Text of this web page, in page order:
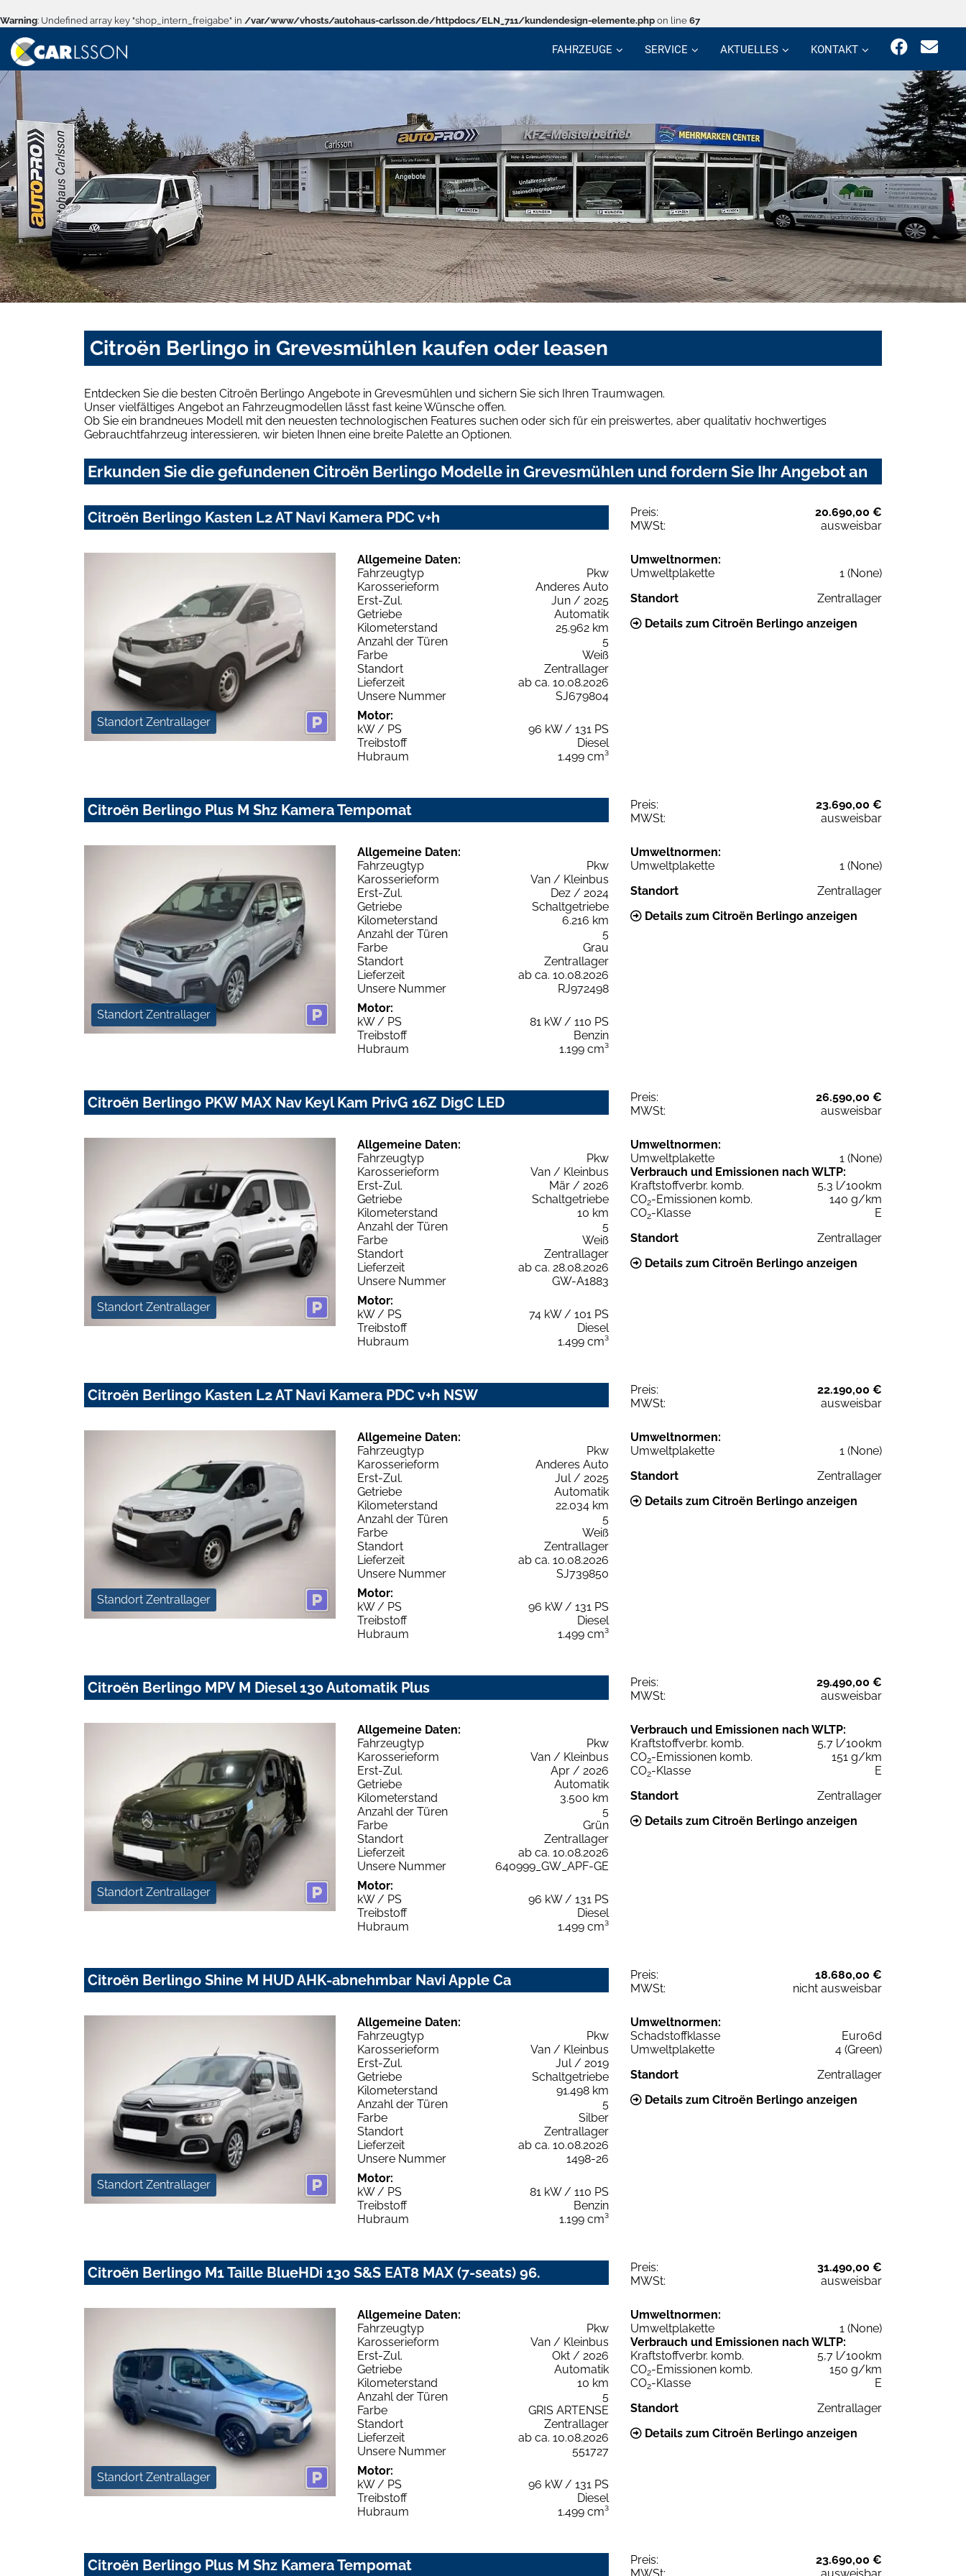
Warning: Undefined array key "shop_intern_freigabe" in /var/www/vhosts/autohaus-carlsson.de/httpdocs/ELN_711/kundendesign-elemente.php on line 67
FAHRZEUGE SERVICE AKTUELLES KONTAKT
Citroën Berlingo in Grevesmühlen kaufen oder leasen
Entdecken Sie die besten Citroën Berlingo Angebote in Grevesmühlen und sichern Sie sich Ihren Traumwagen.
Unser vielfältiges Angebot an Fahrzeugmodellen lässt fast keine Wünsche offen.
Ob Sie ein brandneues Modell mit den neuesten technologischen Features suchen oder sich für ein preiswertes, aber qualitativ hochwertiges
Gebrauchtfahrzeug interessieren, wir bieten Ihnen eine breite Palette an Optionen.
Erkunden Sie die gefundenen Citroën Berlingo Modelle in Grevesmühlen und fordern Sie Ihr Angebot an
Citroën Berlingo Kasten L2 AT Navi Kamera PDC v+h Preis:
20.690,00 €
MWSt:
ausweisbar
Standort Zentrallager
Allgemeine Daten:
Fahrzeugtyp
Pkw
Karosserieform
Anderes Auto
Erst-Zul.
Jun / 2025
Getriebe
Automatik
Kilometerstand
25.962 km
Anzahl der Türen
5
Farbe
Weiß
Standort
Zentrallager
Lieferzeit
ab ca. 10.08.2026
Unsere Nummer
SJ679804
Motor:
kW / PS
96 kW / 131 PS
Treibstoff
Diesel
Hubraum
1.499 cm³
Umweltnormen:
Umweltplakette
1 (None)
Standort
Zentrallager
Details zum Citroën Berlingo anzeigen
Citroën Berlingo Plus M Shz Kamera Tempomat Preis:
23.690,00 €
MWSt:
ausweisbar
Standort Zentrallager
Allgemeine Daten:
Fahrzeugtyp
Pkw
Karosserieform
Van / Kleinbus
Erst-Zul.
Dez / 2024
Getriebe
Schaltgetriebe
Kilometerstand
6.216 km
Anzahl der Türen
5
Farbe
Grau
Standort
Zentrallager
Lieferzeit
ab ca. 10.08.2026
Unsere Nummer
RJ972498
Motor:
kW / PS
81 kW / 110 PS
Treibstoff
Benzin
Hubraum
1.199 cm³
Umweltnormen:
Umweltplakette
1 (None)
Standort
Zentrallager
Details zum Citroën Berlingo anzeigen
Citroën Berlingo PKW MAX Nav Keyl Kam PrivG 16Z DigC LED Preis:
26.590,00 €
MWSt:
ausweisbar
Standort Zentrallager
Allgemeine Daten:
Fahrzeugtyp
Pkw
Karosserieform
Van / Kleinbus
Erst-Zul.
Mär / 2026
Getriebe
Schaltgetriebe
Kilometerstand
10 km
Anzahl der Türen
5
Farbe
Weiß
Standort
Zentrallager
Lieferzeit
ab ca. 28.08.2026
Unsere Nummer
GW-A1883
Motor:
kW / PS
74 kW / 101 PS
Treibstoff
Diesel
Hubraum
1.499 cm³
Umweltnormen:
Umweltplakette
1 (None)
Verbrauch und Emissionen nach WLTP:
Kraftstoffverbr. komb.
5,3 l/100km
CO2-Emissionen komb.
140 g/km
CO2-Klasse
E
Standort
Zentrallager
Details zum Citroën Berlingo anzeigen
Citroën Berlingo Kasten L2 AT Navi Kamera PDC v+h NSW Preis:
22.190,00 €
MWSt:
ausweisbar
Standort Zentrallager
Allgemeine Daten:
Fahrzeugtyp
Pkw
Karosserieform
Anderes Auto
Erst-Zul.
Jul / 2025
Getriebe
Automatik
Kilometerstand
22.034 km
Anzahl der Türen
5
Farbe
Weiß
Standort
Zentrallager
Lieferzeit
ab ca. 10.08.2026
Unsere Nummer
SJ739850
Motor:
kW / PS
96 kW / 131 PS
Treibstoff
Diesel
Hubraum
1.499 cm³
Umweltnormen:
Umweltplakette
1 (None)
Standort
Zentrallager
Details zum Citroën Berlingo anzeigen
Citroën Berlingo MPV M Diesel 130 Automatik Plus Preis:
29.490,00 €
MWSt:
ausweisbar
Standort Zentrallager
Allgemeine Daten:
Fahrzeugtyp
Pkw
Karosserieform
Van / Kleinbus
Erst-Zul.
Apr / 2026
Getriebe
Automatik
Kilometerstand
3.500 km
Anzahl der Türen
5
Farbe
Grün
Standort
Zentrallager
Lieferzeit
ab ca. 10.08.2026
Unsere Nummer
640999_GW_APF-GE
Motor:
kW / PS
96 kW / 131 PS
Treibstoff
Diesel
Hubraum
1.499 cm³
Verbrauch und Emissionen nach WLTP:
Kraftstoffverbr. komb.
5,7 l/100km
CO2-Emissionen komb.
151 g/km
CO2-Klasse
E
Standort
Zentrallager
Details zum Citroën Berlingo anzeigen
Citroën Berlingo Shine M HUD AHK-abnehmbar Navi Apple Ca Preis:
18.680,00 €
MWSt:
nicht ausweisbar
Standort Zentrallager
Allgemeine Daten:
Fahrzeugtyp
Pkw
Karosserieform
Van / Kleinbus
Erst-Zul.
Jul / 2019
Getriebe
Schaltgetriebe
Kilometerstand
91.498 km
Anzahl der Türen
5
Farbe
Silber
Standort
Zentrallager
Lieferzeit
ab ca. 10.08.2026
Unsere Nummer
1498-26
Motor:
kW / PS
81 kW / 110 PS
Treibstoff
Benzin
Hubraum
1.199 cm³
Umweltnormen:
Schadstoffklasse
Euro6d
Umweltplakette
4 (Green)
Standort
Zentrallager
Details zum Citroën Berlingo anzeigen
Citroën Berlingo M1 Taille BlueHDi 130 S&S EAT8 MAX (7-seats) 96. Preis:
31.490,00 €
MWSt:
ausweisbar
Standort Zentrallager
Allgemeine Daten:
Fahrzeugtyp
Pkw
Karosserieform
Van / Kleinbus
Erst-Zul.
Okt / 2026
Getriebe
Automatik
Kilometerstand
10 km
Anzahl der Türen
5
Farbe
GRIS ARTENSE
Standort
Zentrallager
Lieferzeit
ab ca. 10.08.2026
Unsere Nummer
551727
Motor:
kW / PS
96 kW / 131 PS
Treibstoff
Diesel
Hubraum
1.499 cm³
Umweltnormen:
Umweltplakette
1 (None)
Verbrauch und Emissionen nach WLTP:
Kraftstoffverbr. komb.
5,7 l/100km
CO2-Emissionen komb.
150 g/km
CO2-Klasse
E
Standort
Zentrallager
Details zum Citroën Berlingo anzeigen
Citroën Berlingo Plus M Shz Kamera Tempomat Preis:
23.690,00 €
MWSt:
ausweisbar